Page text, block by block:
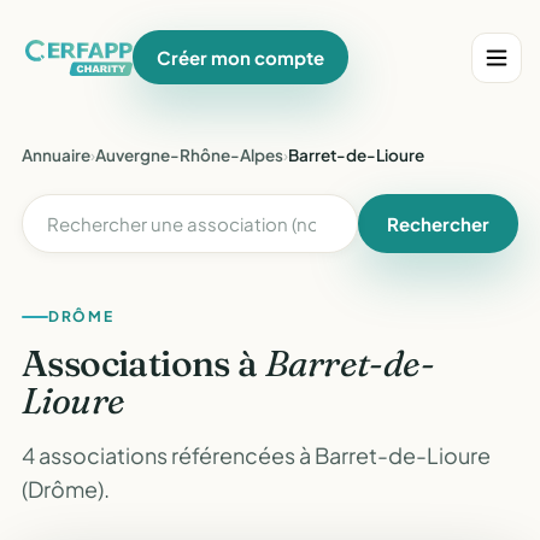
Créer mon compte
Annuaire›Auvergne-Rhône-Alpes›Barret-de-Lioure
Rechercher
DRÔME
Associations àBarret-de-
Lioure
4 associations référencées à Barret-de-Lioure
(Drôme).